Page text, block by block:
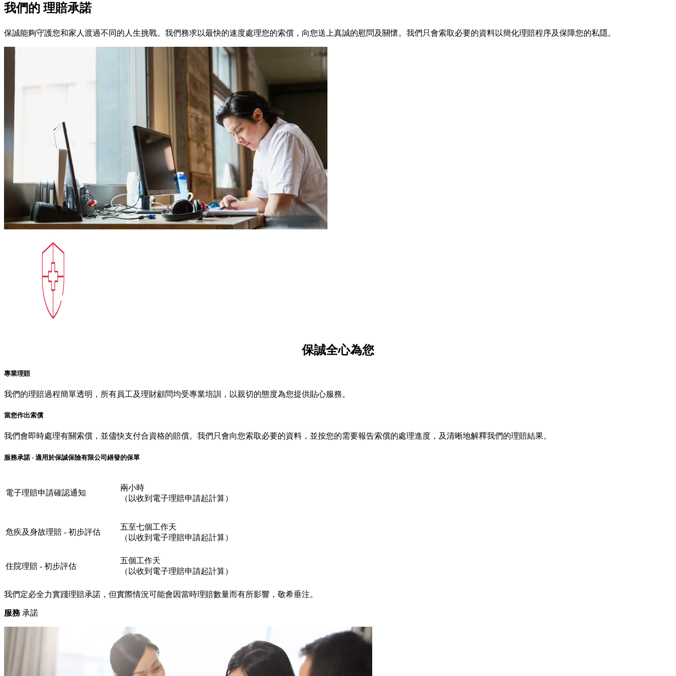
我們的 理賠承諾
保誠能夠守護您和家人渡過不同的人生挑戰。我們務求以最快的速度處理您的索償，向您送上真誠的慰問及關懷。我們只會索取必要的資料以簡化理賠程序及保障您的私隱。
保誠全心為您
專業理賠
我們的理賠過程簡單透明，所有員工及理財顧問均受專業培訓，以親切的態度為您提供貼心服務。
當您作出索償
我們會即時處理有關索償，並儘快支付合資格的賠償。我們只會向您索取必要的資料，並按您的需要報告索償的處理進度，及清晰地解釋我們的理賠結果。
服務承諾 - 適用於保誠保險有限公司繕發的保單
電子理賠申請確認通知
兩小時
（以收到電子理賠申請起計算）
危疾及身故理賠 - 初步評估
五至七個工作天
（以收到電子理賠申請起計算）
住院理賠 - 初步評估
五個工作天
（以收到電子理賠申請起計算）
我們定必全力實踐理賠承諾，但實際情況可能會因當時理賠數量而有所影響，敬希垂注。
服務 承諾